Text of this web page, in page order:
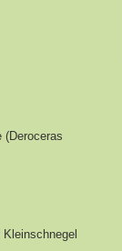
(Deroceras